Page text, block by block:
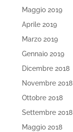
Maggio 2019
Aprile 2019
Marzo 2019
Gennaio 2019
Dicembre 2018
Novembre 2018
Ottobre 2018
Settembre 2018
Maggio 2018